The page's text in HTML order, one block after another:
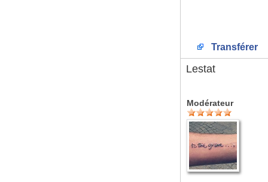
Transférer
Lestat
Modérateur